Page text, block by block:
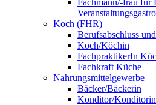
Fachmann/-frau für
Koch (FHR)
Berufsabschluss
Koch/Köchin
FachpraktikerIn
Fachkraft Küche
Nahrungsmittelgewerbe
Bäcker/Bäckerin
Konditor/Konditorin